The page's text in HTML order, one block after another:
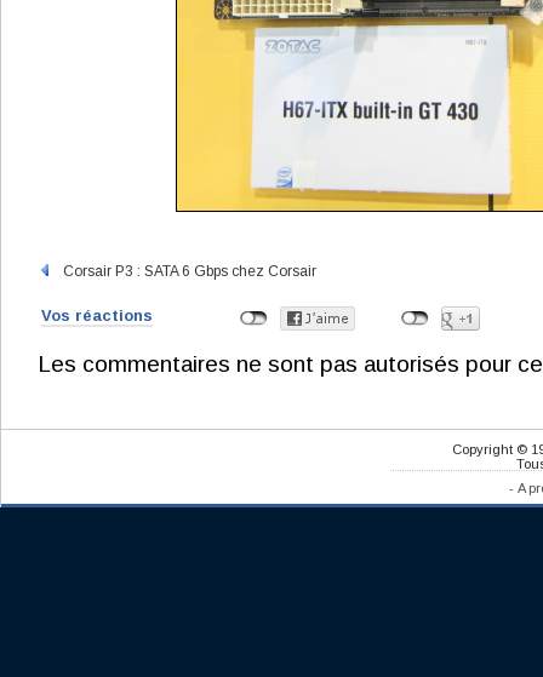
Corsair P3 : SATA 6 Gbps chez Corsair
Vos réactions
Les commentaires ne sont pas autorisés pour
Copyright ©
- A